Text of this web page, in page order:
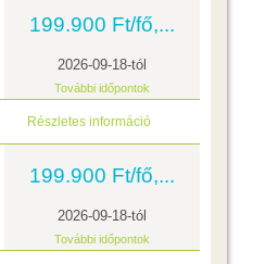
199.900 Ft/fő,...
2026-09-18-tól
További időpontok
Részletes információ
199.900 Ft/fő,...
2026-09-18-tól
További időpontok